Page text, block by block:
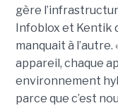
gère
Infoblox et Kentik
manquait à
appareil, chaque
environnement
parce que c’est